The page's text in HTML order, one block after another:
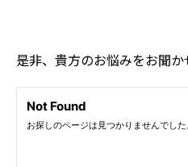
是非、貴方のお悩みをお聞